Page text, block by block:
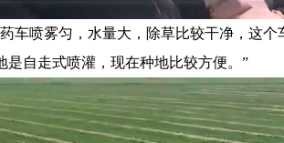
喷雾匀，水量大，除草比较干净，这个
自走式喷灌，现在种地比较方便。”